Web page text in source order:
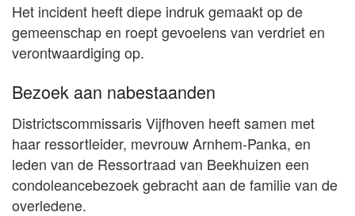
Het incident heeft diepe indruk gemaakt op de
gemeenschap en roept gevoelens van verdriet en
verontwaardiging op.
Bezoek aan nabestaanden
Districtscommissaris Vijfhoven heeft samen met
haar ressortleider, mevrouw Arnhem-Panka, en
leden van de Ressortraad van Beekhuizen een
condoleancebezoek gebracht aan de familie van de
overledene.